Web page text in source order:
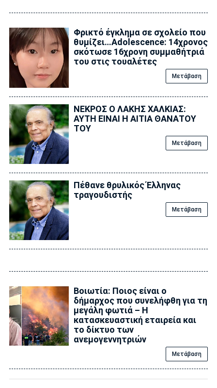
Φρικτό έγκλημα σε σχολείο που
θυμίζει…Adolescence: 14χρονος
σκότωσε 16χρονη συμμαθήτριά
του στις τουαλέτες
Μετάβαση
ΝΕΚΡΟΣ Ο ΛΑΚΗΣ ΧΑΛΚΙΑΣ:
ΑΥΤΗ ΕΙΝΑΙ Η ΑΙΤΙΑ ΘΑΝΑΤΟΥ
ΤΟΥ
Μετάβαση
Πέθανε θρυλικός Έλληνας
τραγουδιστής
Μετάβαση
Βοιωτία: Ποιος είναι ο
δήμαρχος που συνελήφθη για τη
μεγάλη φωτιά – Η
κατασκευαστική εταιρεία και
το δίκτυο των
ανεμογεννητριών
Μετάβαση